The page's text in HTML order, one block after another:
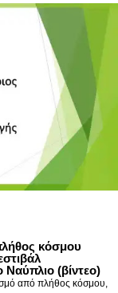
κόσμου
(βίντεο)
από πλήθος κόσμου,